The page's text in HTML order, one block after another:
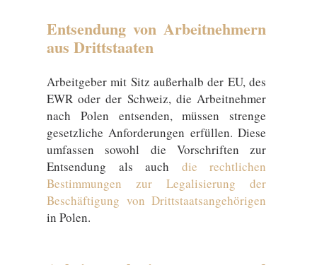
Entsendung von Arbeitnehmern
aus Drittstaaten
Arbeitgeber mit Sitz außerhalb der EU, des
EWR oder der Schweiz, die Arbeitnehmer
nach Polen entsenden, müssen strenge
gesetzliche Anforderungen erfüllen. Diese
umfassen sowohl die Vorschriften zur
Entsendung als auch die rechtlichen
Bestimmungen zur Legalisierung der
Beschäftigung von Drittstaatsangehörigen
in Polen.